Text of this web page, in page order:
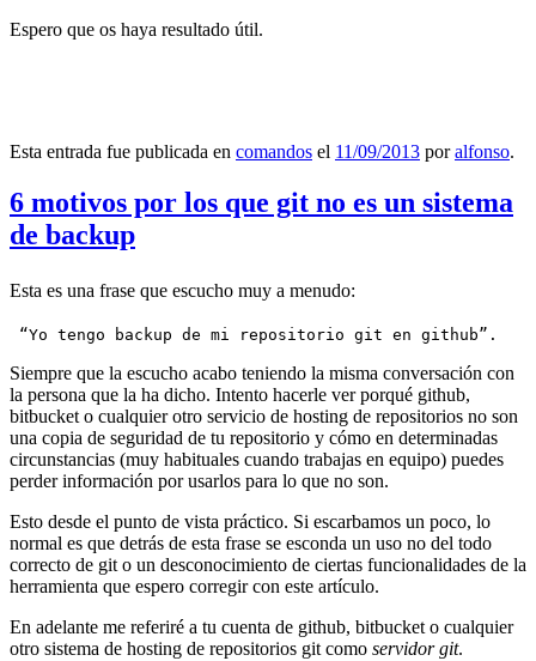
Espero que os haya resultado útil.
Esta entrada fue publicada en comandos el 11/09/2013 poralfonso.
6 motivos por los que git no es un sistema
de backup
Esta es una frase que escucho muy a menudo:
“Yo tengo backup de mi repositorio git en github”.
Siempre que la escucho acabo teniendo la misma conversación con
la persona que la ha dicho. Intento hacerle ver porqué github,
bitbucket o cualquier otro servicio de hosting de repositorios no son
una copia de seguridad de tu repositorio y cómo en determinadas
circunstancias (muy habituales cuando trabajas en equipo) puedes
perder información por usarlos para lo que no son.
Esto desde el punto de vista práctico. Si escarbamos un poco, lo
normal es que detrás de esta frase se esconda un uso no del todo
correcto de git o un desconocimiento de ciertas funcionalidades de la
herramienta que espero corregir con este artículo.
En adelante me referiré a tu cuenta de github, bitbucket o cualquier
otro sistema de hosting de repositorios git como servidor git.